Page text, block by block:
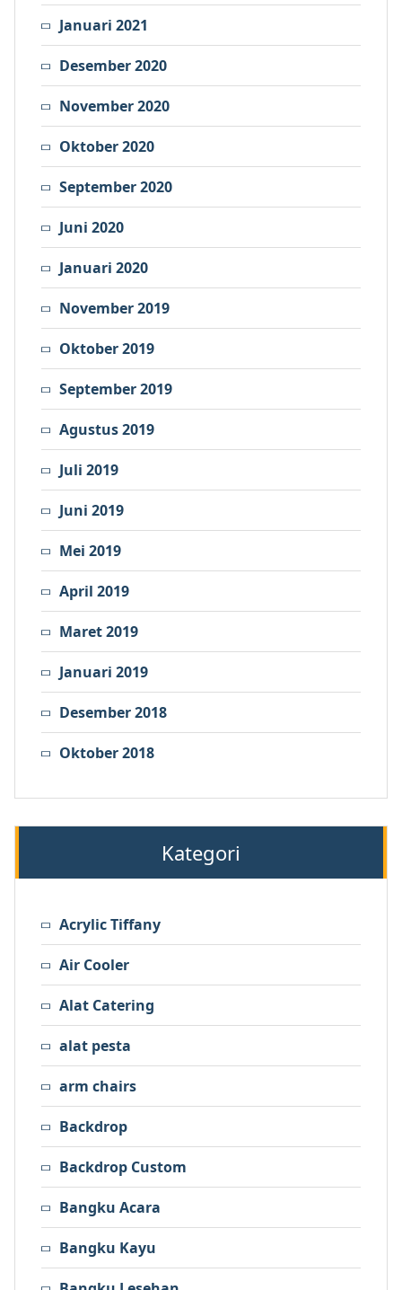
Januari 2021
Desember 2020
November 2020
Oktober 2020
September 2020
Juni 2020
Januari 2020
November 2019
Oktober 2019
September 2019
Agustus 2019
Juli 2019
Juni 2019
Mei 2019
April 2019
Maret 2019
Januari 2019
Desember 2018
Oktober 2018
Kategori
Acrylic Tiffany
Air Cooler
Alat Catering
alat pesta
arm chairs
Backdrop
Backdrop Custom
Bangku Acara
Bangku Kayu